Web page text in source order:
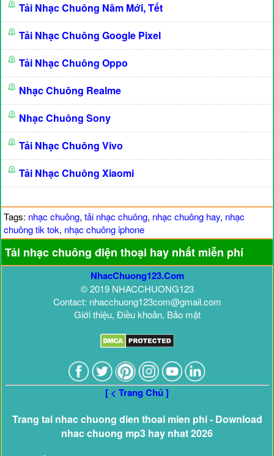
Tải Nhạc Chuông Năm Mới, Tết
Tải Nhạc Chuông Google Pixel
Tải Nhạc Chuông Oppo
Nhạc Chuông Realme
Nhạc Chuông Sony
Tải Nhạc Chuông Vivo
Tải Nhạc Chuông Xiaomi
Tags: nhạc chuông, tải nhạc chuông, nhạc chuông hay, nhạc
chuông tik tok, nhạc chuông iphone
Tải nhạc chuông điện thoại hay nhất miễn phí
NhacChuong123.Com
© 2019 NHACCHUONG123
Contact: nhacchuong123com@gmail.com
Giới thiệu, Điều khoản, Bảo mật
[ < Trang Chủ ]
Trang tai nhac chuong dien thoai mien phi - Download
nhac chuong mp3 hay nhat 2026